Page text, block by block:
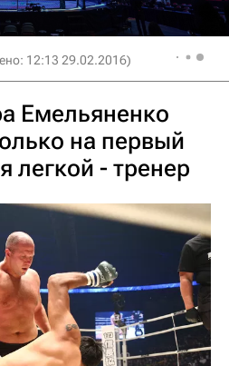
12:13 29.02.2016)
Емельяненко
на первый
легкой - тренер